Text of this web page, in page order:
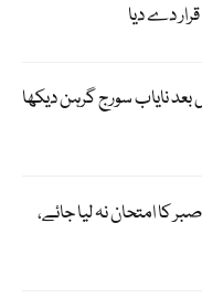
دے دیا
اور آئرلینڈ میں 27 سال بعد نایاب سورج گرہن دیکھا
کا امتحان نہ لیا جائے،